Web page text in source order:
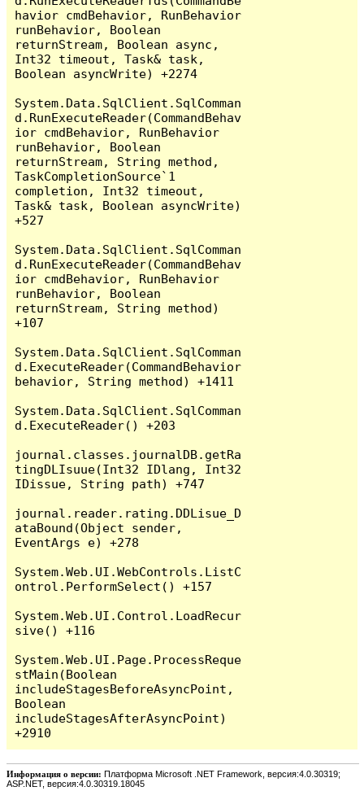
havior cmdBehavior, RunBehavior
runBehavior, Boolean
returnStream, Boolean async,
Int32 timeout, Task& task,
Boolean asyncWrite) +2274
System.Data.SqlClient.SqlComman
d.RunExecuteReader(CommandBehav
ior cmdBehavior, RunBehavior
runBehavior, Boolean
returnStream, String method,
TaskCompletionSource`1
completion, Int32 timeout,
Task& task, Boolean asyncWrite)
+527
System.Data.SqlClient.SqlComman
d.RunExecuteReader(CommandBehav
ior cmdBehavior, RunBehavior
runBehavior, Boolean
returnStream, String method)
+107
System.Data.SqlClient.SqlComman
d.ExecuteReader(CommandBehavior
behavior, String method) +1411
System.Data.SqlClient.SqlComman
d.ExecuteReader() +203
journal.classes.journalDB.getRa
tingDLIsuue(Int32 IDlang, Int32
IDissue, String path) +747
journal.reader.rating.DDLisue_D
ataBound(Object sender,
EventArgs e) +278
System.Web.UI.WebControls.ListC
ontrol.PerformSelect() +157
System.Web.UI.Control.LoadRecur
sive() +116
System.Web.UI.Page.ProcessReque
stMain(Boolean
includeStagesBeforeAsyncPoint,
Boolean
includeStagesAfterAsyncPoint)
Информация о версии: Платформа Microsoft .NET Framework, версия:4.0.30319;
ASP.NET, версия:4.0.30319.18045